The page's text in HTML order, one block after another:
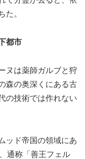
た。
都市
ヌは薬師ガルブと狩
森の奥深くにある古
の技術では作れない
ッド帝国の領域にあ
通称「善王フェル